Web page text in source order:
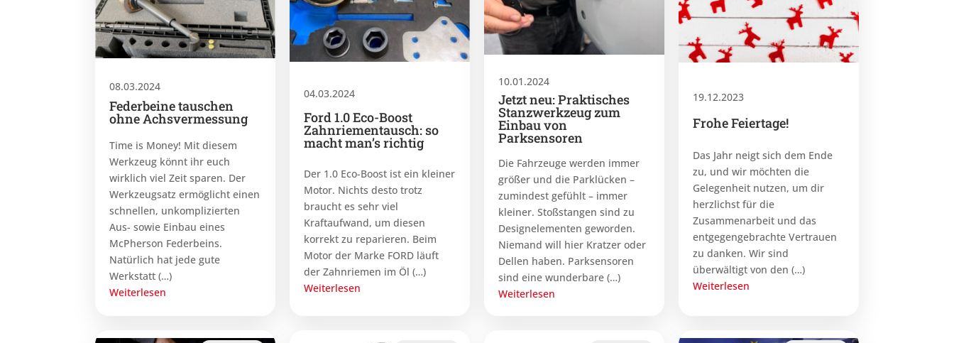
08.03.2024
Federbeine tauschen
ohne Achsvermessung
Time is Money! Mit diesem
Werkzeug könnt ihr euch
wirklich viel Zeit sparen. Der
Werkzeugsatz ermöglicht einen
schnellen, unkomplizierten
Aus- sowie Einbau eines
McPherson Federbeins.
Natürlich hat jede gute
Werkstatt (…)
Weiterlesen
04.03.2024
Ford 1.0 Eco-Boost
Zahnriementausch: so
macht man’s richtig
Der 1.0 Eco-Boost ist ein kleiner
Motor. Nichts desto trotz
braucht es sehr viel
Kraftaufwand, um diesen
korrekt zu reparieren. Beim
Motor der Marke FORD läuft
der Zahnriemen im Öl (…)
Weiterlesen
10.01.2024
Jetzt neu: Praktisches
Stanzwerkzeug zum
Einbau von
Parksensoren
Die Fahrzeuge werden immer
größer und die Parklücken –
zumindest gefühlt ­– immer
kleiner. Stoßstangen sind zu
Designelementen geworden.
Niemand will hier Kratzer oder
Dellen haben. Parksensoren
sind eine wunderbare (…)
Weiterlesen
19.12.2023
Frohe Feiertage!
Das Jahr neigt sich dem Ende
zu, und wir möchten die
Gelegenheit nutzen, um dir
herzlichst für die
Zusammenarbeit und das
entgegengebrachte Vertrauen
zu danken. Wir sind
überwältigt von den (…)
Weiterlesen